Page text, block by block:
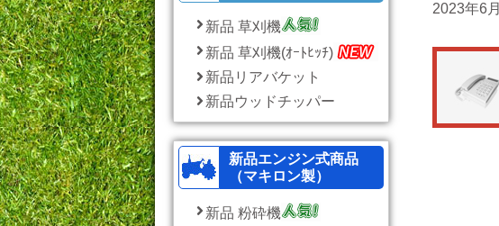
新品 草刈機
新品 草刈機(ｵｰﾄﾋｯﾁ)
新品リアバケット
新品ウッドチッパー
新品エンジン式商品
（マキロン製）
新品 粉砕機
2023年6月